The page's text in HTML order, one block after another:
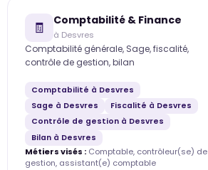
🧾 Comptabilité & Finance
à Desvres
Comptabilité générale, Sage, fiscalité,
contrôle de gestion, bilan
Comptabilité à Desvres
Sage à Desvres
Fiscalité à Desvres
Contrôle de gestion à Desvres
Bilan à Desvres
Métiers visés : Comptable, contrôleur(se) de
gestion, assistant(e) comptable